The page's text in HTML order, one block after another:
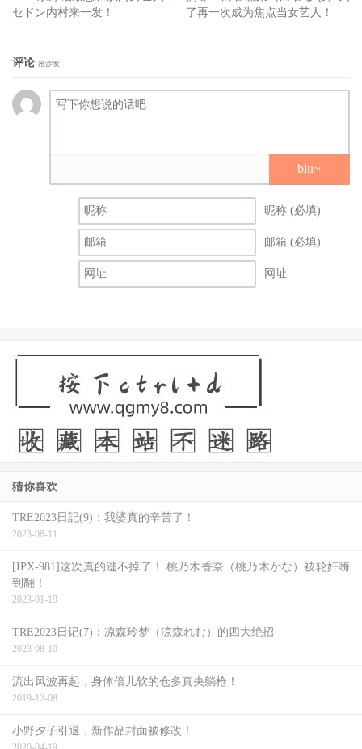
セドン内村来一发！
了再一次成为焦点当女艺人！
评论 抢沙发
biu~
昵称 (必填)
邮箱 (必填)
网址
猜你喜欢
TRE2023日記(9)：我婆真的辛苦了！
2023-08-11
[IPX-981]这次真的逃不掉了！ 桃乃木香奈（桃乃木かな）被轮奸嗨
到翻！
2023-01-19
TRE2023日记(7)：凉森玲梦（涼森れむ）的四大绝招
2023-08-10
流出风波再起，身体倍儿软的仓多真央躺枪！
2019-12-08
小野夕子引退，新作品封面被修改！